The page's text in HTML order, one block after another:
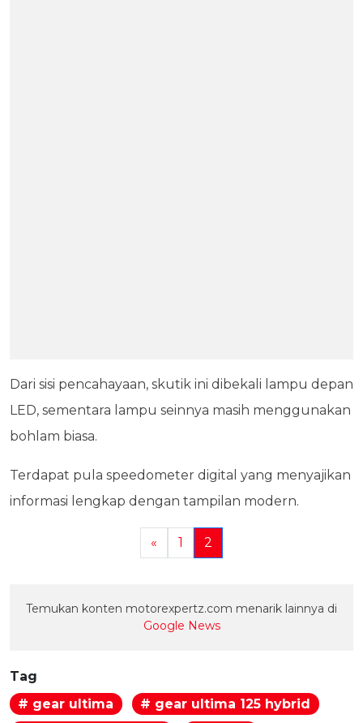
Dari sisi pencahayaan, skutik ini dibekali lampu depan
LED, sementara lampu seinnya masih menggunakan
bohlam biasa.
Terdapat pula speedometer digital yang menyajikan
informasi lengkap dengan tampilan modern.
« 1 2
Temukan konten motorexpertz.com menarik lainnya di
Google News
Tag
# gear ultima
# gear ultima 125 hybrid